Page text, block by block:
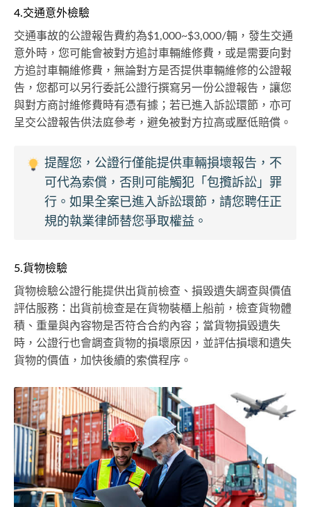
4.交通意外檢驗
交通事故的公證報告費約為$1,000~$3,000/輛，發生交通
意外時，您可能會被對方追討車輛維修費，或是需要向對
方追討車輛維修費，無論對方是否提供車輛維修的公證報
告，您都可以另行委託公證行撰寫另一份公證報告，讓您
與對方商討維修費時有憑有據；若已進入訴訟環節，亦可
呈交公證報告供法庭參考，避免被對方拉高或壓低賠償。
提醒您，公證行僅能提供車輛損壞報告，不
可代為索償，否則可能觸犯「包攬訴訟」罪
行。如果全案已進入訴訟環節，請您聘任正
規的執業律師替您爭取權益。
5.貨物檢驗
貨物檢驗公證行能提供出貨前檢查、損毀遺失調查與價值
評估服務：出貨前檢查是在貨物裝櫃上船前，檢查貨物體
積、重量與內容物是否符合合約內容；當貨物損毀遺失
時，公證行也會調查貨物的損壞原因，並評估損壞和遺失
貨物的價值，加快後續的索償程序。